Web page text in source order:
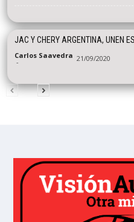
JAC Y CHERY ARGENTINA, UNEN
Carlos Saavedra
- 21/09/2020